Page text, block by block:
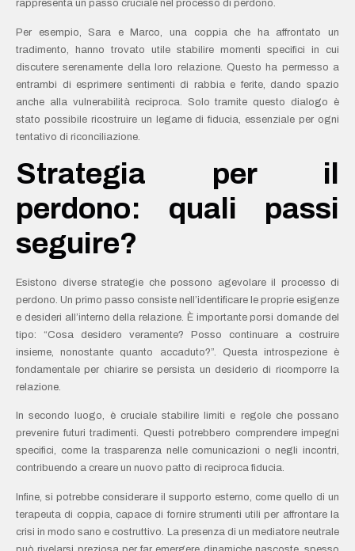
rappresenta un passo cruciale nel processo di perdono.
Per esempio, Sara e Marco, una coppia che ha affrontato un
tradimento, hanno trovato utile stabilire momenti specifici in cui
discutere serenamente della loro relazione. Questo ha permesso a
entrambi di esprimere sentimenti di rabbia e ferite, dando spazio
anche alla vulnerabilità reciproca. Solo tramite questo dialogo è
stato possibile ricostruire un legame di fiducia, essenziale per ogni
tentativo di riconciliazione.
Strategia per il
perdono: quali passi
seguire?
Esistono diverse strategie che possono agevolare il processo di
perdono. Un primo passo consiste nell’identificare le proprie esigenze
e desideri all’interno della relazione. È importante porsi domande del
tipo: “Cosa desidero veramente? Posso continuare a costruire
insieme, nonostante quanto accaduto?”. Questa introspezione è
fondamentale per chiarire se persista un desiderio di ricomporre la
relazione.
In secondo luogo, è cruciale stabilire limiti e regole che possano
prevenire futuri tradimenti. Questi potrebbero comprendere impegni
specifici, come la trasparenza nelle comunicazioni o negli incontri,
contribuendo a creare un nuovo patto di reciproca fiducia.
Infine, si potrebbe considerare il supporto esterno, come quello di un
terapeuta di coppia, capace di fornire strumenti utili per affrontare la
crisi in modo sano e costruttivo. La presenza di un mediatore neutrale